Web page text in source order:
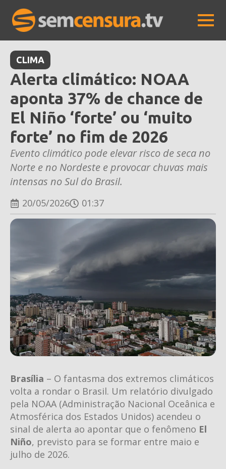
CLIMA
Alerta climático: NOAA
aponta 37% de chance de
El Niño ‘forte’ ou ‘muito
forte’ no fim de 2026
Evento climático pode elevar risco de seca no
Norte e no Nordeste e provocar chuvas mais
intensas no Sul do Brasil.
20/05/2026 01:37
Brasília – O fantasma dos extremos climáticos
volta a rondar o Brasil. Um relatório divulgado
pela NOAA (Administração Nacional Oceânica e
Atmosférica dos Estados Unidos) acendeu o
sinal de alerta ao apontar que o fenômeno El
Niño, previsto para se formar entre maio e
julho de 2026.